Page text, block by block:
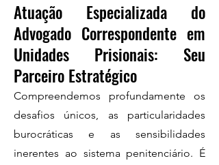
Atuação Especializada do
Advogado Correspondente em
Unidades Prisionais: Seu
Parceiro Estratégico
Compreendemos profundamente os
desafios únicos, as particularidades
burocráticas e as sensibilidades
inerentes ao sistema penitenciário. É